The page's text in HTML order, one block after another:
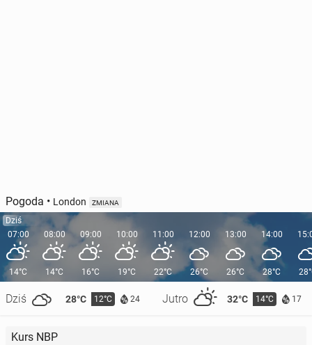
Pogoda • London ZMIANA
Dziś
07:00
14°C
Dziś 28°C 12°C 24 Jutro 32°C 14°C 17
08:00
14°C
09:00
16°C
10:00
19°C
11:00
22°C
12:00
26°C
13:00
26°C
14:00
28°C
Kurs NBP